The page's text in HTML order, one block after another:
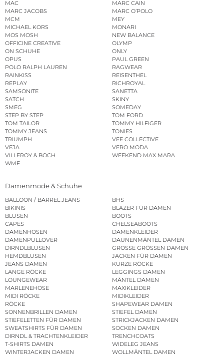
MAC
MARC CAIN
MARC JACOBS
MARC O’POLO
MCM
MEY
MICHAEL KORS
MONARI
MOS MOSH
NEW BALANCE
OFFICINE CREATIVE
OLYMP
ON SCHUHE
ONLY
OPUS
PAUL GREEN
POLO RALPH LAUREN
RAGWEAR
RAINKISS
REISENTHEL
REPLAY
RICHROYAL
SAMSONITE
SANETTA
SATCH
SKINY
SMEG
SOMEDAY
STEP BY STEP
TOM FORD
TOM TAILOR
TOMMY HILFIGER
TOMMY JEANS
TONIES
TRIUMPH
VEE COLLECTIVE
VEJA
VERO MODA
VILLEROY & BOCH
WEEKEND MAX MARA
WMF
Damenmode & Schuhe
BALLOON / BARREL JEANS
BHS
BIKINIS
BLAZER FÜR DAMEN
BLUSEN
BOOTS
CAPES
CHELSEABOOTS
DAMENHOSEN
DAMENKLEIDER
DAMENPULLOVER
DAUNENMÄNTEL DAMEN
DIRNDLBLUSEN
GROSSE GRÖSSEN DAMEN
HEMDBLUSEN
JACKEN FÜR DAMEN
JEANS DAMEN
KURZE RÖCKE
LANGE RÖCKE
LEGGINGS DAMEN
LOUNGEWEAR
MÄNTEL DAMEN
MARLENEHOSE
MAXIKLEIDER
MIDI RÖCKE
MIDIKLEIDER
RÖCKE
SHAPEWEAR DAMEN
SONNENBRILLEN DAMEN
STIEFEL DAMEN
STIEFELETTEN FÜR DAMEN
STRICKJACKEN DAMEN
SWEATSHIRTS FÜR DAMEN
SOCKEN DAMEN
DIRNDL & TRACHTENKLEIDER
TRENCHCOATS
T-SHIRTS DAMEN
WIDELEG JEANS
WINTERJACKEN DAMEN
WOLLMÄNTEL DAMEN